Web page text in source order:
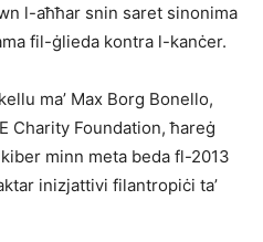
l-aħħar snin saret sinonima
fil-ġlieda kontra l-kanċer.
ma’ Max Borg Bonello,
Charity Foundation, ħareġ
minn meta beda fl-2013
inizjattivi filantropiċi ta’